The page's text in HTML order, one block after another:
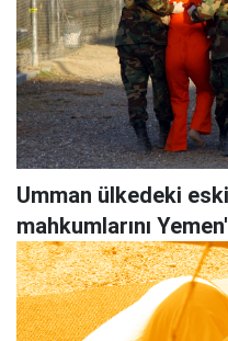
Umman ülkedeki
mahkumlarını